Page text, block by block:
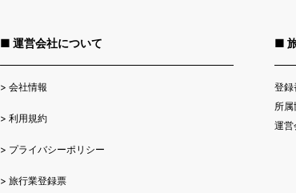
■ 運営会社について
> 会社情報
> 利用規約
> プライバシーポリシー
> 旅行業登録票
■
登
所
運営